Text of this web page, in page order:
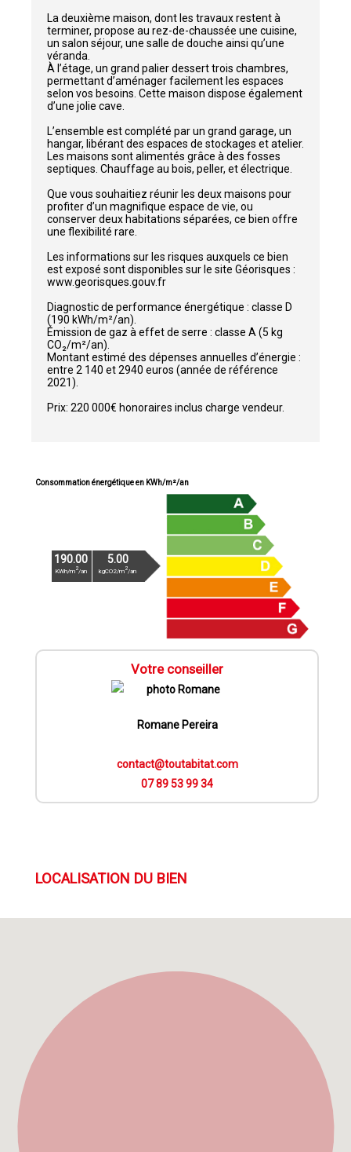
La deuxième maison, dont les travaux restent à
terminer, propose au rez-de-chaussée une cuisine,
un salon séjour, une salle de douche ainsi qu’une
véranda.
À l’étage, un grand palier dessert trois chambres,
permettant d’aménager facilement les espaces
selon vos besoins. Cette maison dispose également
d’une jolie cave.
L’ensemble est complété par un grand garage, un
hangar, libérant des espaces de stockages et atelier.
Les maisons sont alimentés grâce à des fosses
septiques. Chauffage au bois, peller, et électrique.
Que vous souhaitiez réunir les deux maisons pour
profiter d’un magnifique espace de vie, ou
conserver deux habitations séparées, ce bien offre
une flexibilité rare.
Les informations sur les risques auxquels ce bien
est exposé sont disponibles sur le site Géorisques :
www.georisques.gouv.fr
Diagnostic de performance énergétique : classe D
(190 kWh/m²/an).
Émission de gaz à effet de serre : classe A (5 kg
CO₂/m²/an).
Montant estimé des dépenses annuelles d’énergie :
entre 2 140 et 2940 euros (année de référence
2021).
Prix: 220 000€ honoraires inclus charge vendeur.
Consommation énergétique en KWh/m²/an
190.00
KWh/m2/an
5.00
kgCO2/m2/an
Votre conseiller
Romane Pereira
contact@toutabitat.com
07 89 53 99 34
LOCALISATION DU BIEN